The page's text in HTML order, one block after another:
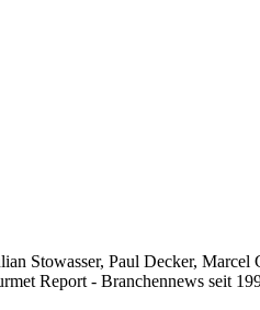
Stowasser, Paul Decker,
Report - Branchennews seit